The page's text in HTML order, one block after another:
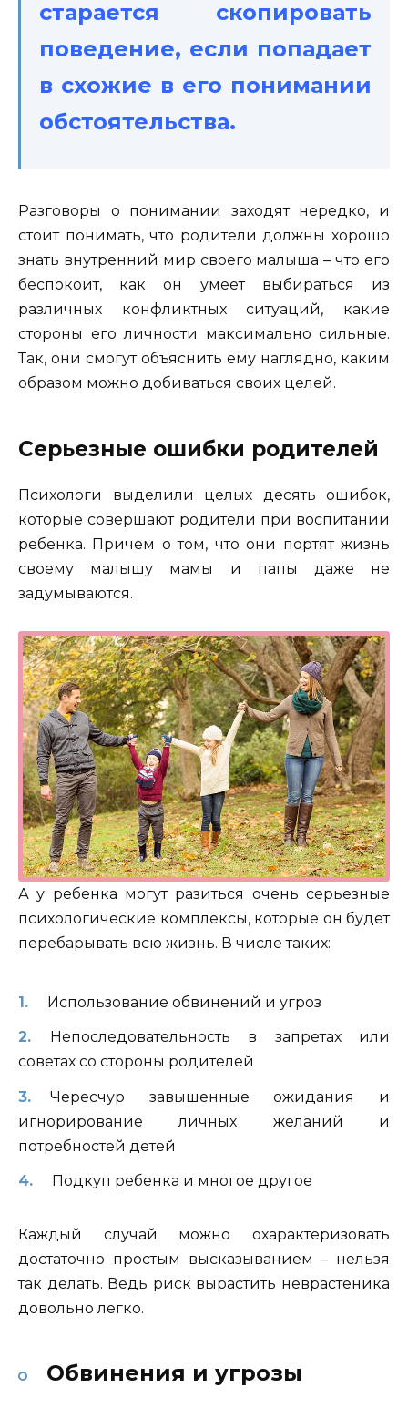
старается скопировать
поведение, если попадает
в схожие в его понимании
обстоятельства.
Разговоры о понимании заходят нередко, и
стоит понимать, что родители должны хорошо
знать внутренний мир своего малыша – что его
беспокоит, как он умеет выбираться из
различных конфликтных ситуаций, какие
стороны его личности максимально сильные.
Так, они смогут объяснить ему наглядно, каким
образом можно добиваться своих целей.
Серьезные ошибки родителей
Психологи выделили целых десять ошибок,
которые совершают родители при воспитании
ребенка. Причем о том, что они портят жизнь
своему малышу мамы и папы даже не
задумываются.
А у ребенка могут разиться очень серьезные
психологические комплексы, которые он будет
перебарывать всю жизнь. В числе таких:
Использование обвинений и угроз
Непоследовательность в запретах или
советах со стороны родителей
Чересчур завышенные ожидания и
игнорирование личных желаний и
потребностей детей
Подкуп ребенка и многое другое
Каждый случай можно охарактеризовать
достаточно простым высказыванием – нельзя
так делать. Ведь риск вырастить неврастеника
довольно легко.
Обвинения и угрозы